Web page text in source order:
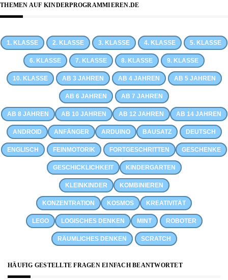
THEMEN AUF KINDERPROGRAMMIEREN.DE
1. KLASSE 2. KLASSE 3. KLASSE 4. KLASSE 5. KLASSE
6. KLASSE 7. KLASSE 8. KLASSE 9. KLASSE
10. KLASSE AB 3 JAHREN AB 4 JAHREN AB 5 JAHREN
AB 6 JAHREN AB 7 JAHREN
AB 8 JAHREN AB 10 JAHREN AB 12 JAHREN AB 14 JAHREN
ANDROID ANFÄNGER ARDUINO BAUSATZ DEUTSCH
ENGLISCH FEINMOTORIK FORTGESCHRITTEN GESCHENKE
GESCHICKLICHKEIT KINDERGARTEN
KLEINKINDER KOMBINIEREN
KONZENTRATION KOSMOS KREATIVITÄT
LEGO LOGISCHES DENKEN MINT ROBOTER
RÄUMLICHES DENKEN SCRATCH
HÄUFIG GESTELLTE FRAGEN EINFACH BEANTWORTET